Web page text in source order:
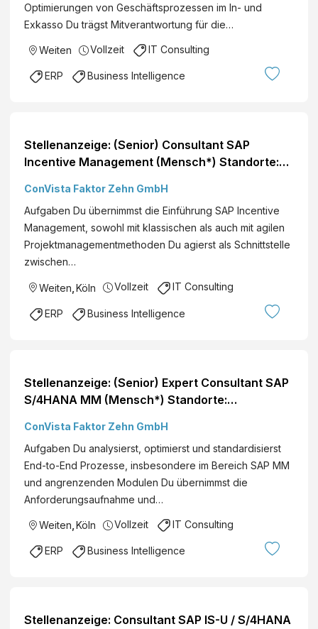
Optimierungen von Geschäftsprozessen im In- und
Exkasso Du trägst Mitverantwortung für die…
Weiten Vollzeit IT Consulting
ERP Business Intelligence
Stellenanzeige: (Senior) Consultant SAP
Incentive Management (Mensch*) Standorte:
ConVista Faktor Zehn GmbH
Aufgaben Du übernimmst die Einführung SAP Incentive
Management, sowohl mit klassischen als auch mit agilen
Projektmanagementmethoden Du agierst als Schnittstelle
zwischen…
Weiten Köln Vollzeit IT Consulting
ERP Business Intelligence
Stellenanzeige: (Senior) Expert Consultant SAP
S/4HANA MM (Mensch*) Standorte:
ConVista Faktor Zehn GmbH
Aufgaben Du analysierst, optimierst und standardisierst
End-to-End Prozesse, insbesondere im Bereich SAP MM
und angrenzenden Modulen Du übernimmst die
Anforderungsaufnahme und…
Weiten Köln Vollzeit IT Consulting
ERP Business Intelligence
Stellenanzeige: Consultant SAP IS-U / S/4HANA